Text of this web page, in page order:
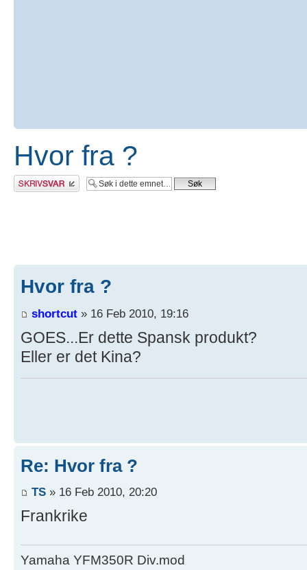
Hvor fra ?
Skriv et svar
Hvor fra ?
shortcut » 16 Feb 2010, 19:16
GOES...Er dette Spansk produkt?
Eller er det Kina?
Re: Hvor fra ?
TS » 16 Feb 2010, 20:20
Frankrike
Yamaha YFM350R Div.mod